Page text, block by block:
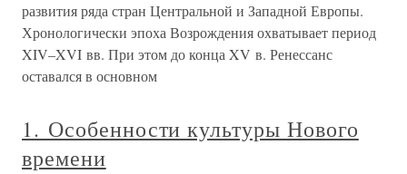
развития ряда стран Центральной и Западной Европы.
Хронологически эпоха Возрождения охватывает период
XIV–XVI вв. При этом до конца XV в. Ренессанс
оставался в основном
1. Особенности культуры Нового
времени